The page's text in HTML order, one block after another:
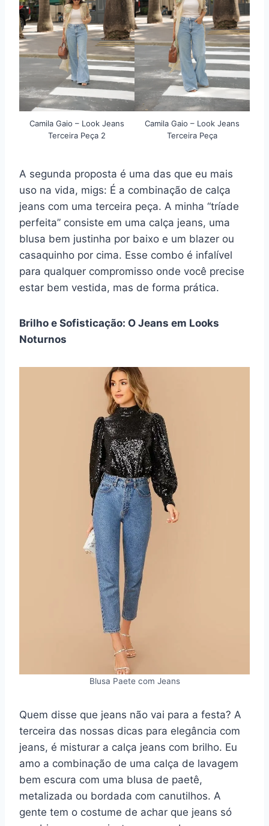
Camila Gaio – Look Jeans
Terceira Peça 2
Camila Gaio – Look Jeans
Terceira Peça
A segunda proposta é uma das que eu mais
uso na vida, migs: É a combinação de calça
jeans com uma terceira peça. A minha “tríade
perfeita” consiste em uma calça jeans, uma
blusa bem justinha por baixo e um blazer ou
casaquinho por cima. Esse combo é infalível
para qualquer compromisso onde você precise
estar bem vestida, mas de forma prática.
Brilho e Sofisticação: O Jeans em Looks
Noturnos
Blusa Paete com Jeans
Quem disse que jeans não vai para a festa? A
terceira das nossas dicas para elegância com
jeans, é misturar a calça jeans com brilho. Eu
amo a combinação de uma calça de lavagem
bem escura com uma blusa de paetê,
metalizada ou bordada com canutilhos. A
gente tem o costume de achar que jeans só